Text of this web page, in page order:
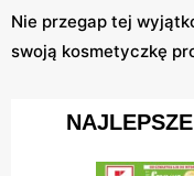
Nie przegap tej
swoją kosmetyczkę